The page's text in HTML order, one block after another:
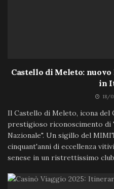
Castello di Meleto:
in
18/
Il Castello di Meleto, icona del
prestigioso riconoscimento
Nazionale". Un sigillo del
cinquant'anni di eccellenza
senese in un ristrettissimo